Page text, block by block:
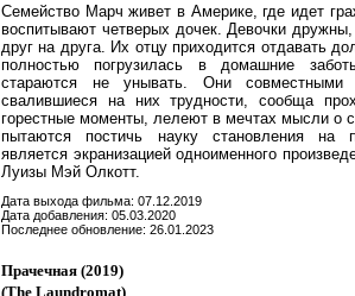
Семейство Марч живет в Америке, где идет
воспитывают четверых дочек. Девочки
друг на друга. Их отцу приходится отдавать
полностью погрузилась в домашние
стараются не унывать. Они совместными
свалившиеся на них трудности, сообща
горестные моменты, лелеют в мечтах мысли о
пытаются постичь науку становления на
является экранизацией одноименного
Луизы Мэй Олкотт.
Дата выхода фильма: 07.12.2019
Дата добавления: 05.03.2020
Последнее обновление: 26.01.2023
Прачечная (2019)
(The Laundromat)